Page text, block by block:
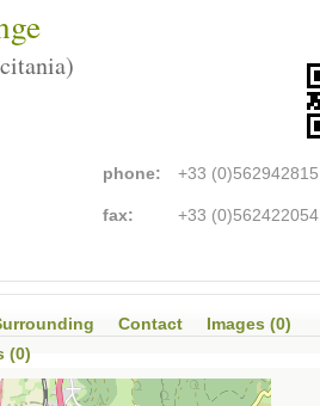
phone: +33 (0)562942815
fax: +33 (0)562422054
Contact
Images (0)
(0)